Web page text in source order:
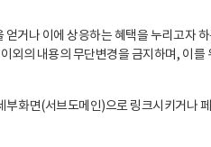
거나 이에 상응하는 혜택을 누리고자
외의 내용의 무단변경을 금지하며, 이를
화면(서브도메인)으로 링크시키거나